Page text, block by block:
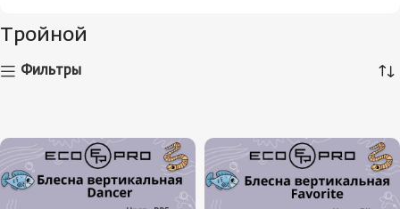
Тройной
Фильтры